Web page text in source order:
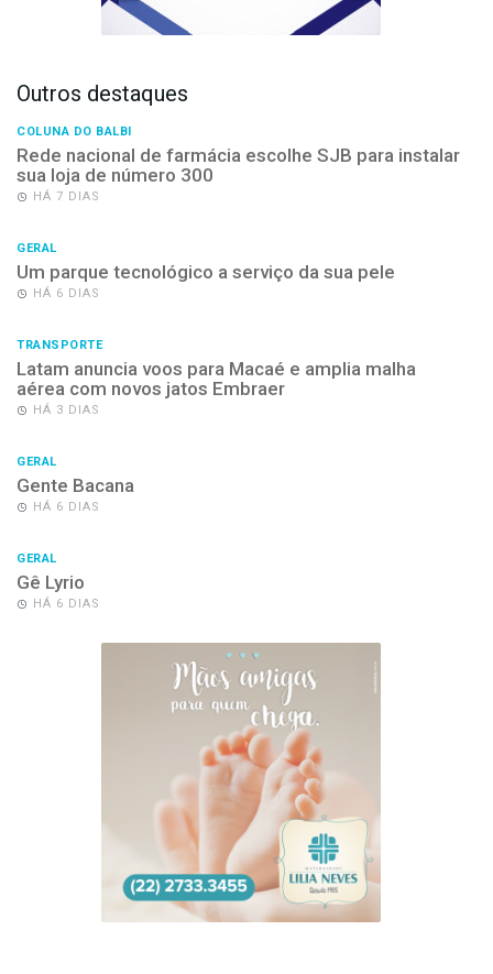
Outros destaques
COLUNA DO BALBI
Rede nacional de farmácia escolhe SJB para instalar
sua loja de número 300
HÁ 7 DIAS
GERAL
Um parque tecnológico a serviço da sua pele
HÁ 6 DIAS
TRANSPORTE
Latam anuncia voos para Macaé e amplia malha
aérea com novos jatos Embraer
HÁ 3 DIAS
GERAL
Gente Bacana
HÁ 6 DIAS
GERAL
Gê Lyrio
HÁ 6 DIAS